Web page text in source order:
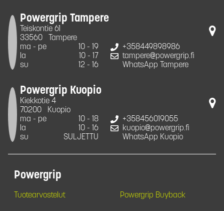
Powergrip Tampere
Teiskontie 61
33560
Tampere
ma - pe
10 - 19
la
10 - 17
su
12 - 16
+358449898986
tampere@powergrip.fi
WhatsApp Tampere
Powergrip Kuopio
Kiekkotie 4
70200
Kuopio
ma - pe
10 - 18
la
10 - 16
su
SULJETTU
+358456019055
kuopio@powergrip.fi
WhatsApp Kuopio
Powergrip
Tuotearvostelut Powergrip Buyback